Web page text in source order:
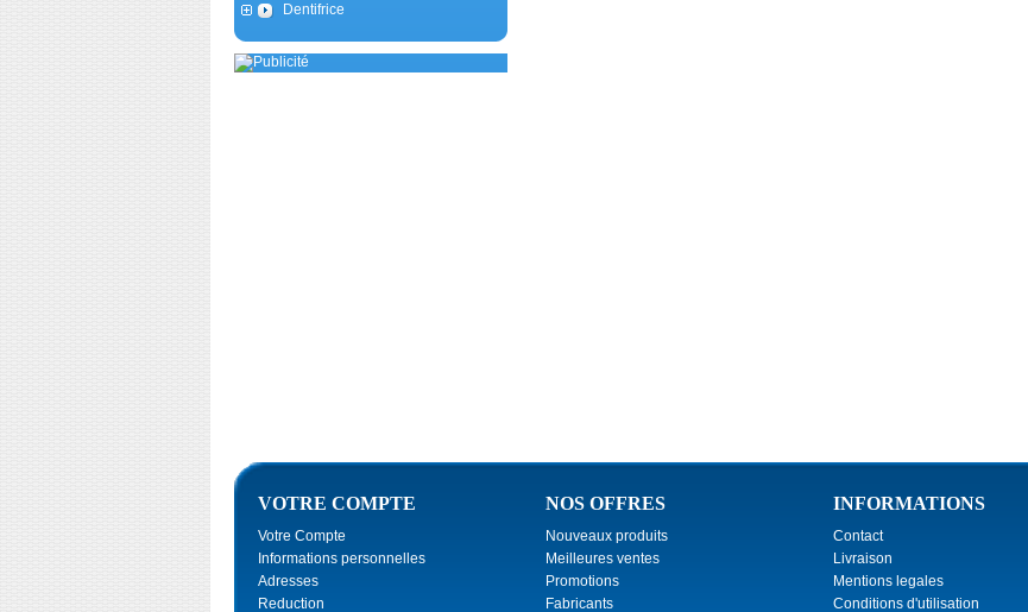
Dentifrice
VOTRE COMPTE
Votre Compte
Informations personnelles
Adresses
Reduction
NOS OFFRES
Nouveaux produits
Meilleures ventes
Promotions
Fabricants
INFORMATIONS
Contact
Livraison
Mentions legales
Conditions d'utilisation